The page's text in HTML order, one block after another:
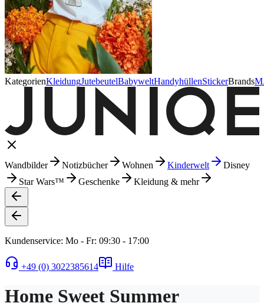
KategorienKleidungJutebeutelBabyweltHandyhüllenStickerBrands
Wandbilder Notizbücher Wohnen Kinderwelt
Disney
Star Wars™
Geschenke Kleidung & mehr
Kundenservice: Mo - Fr: 09:30 - 17:00
+49 (0) 3022385614 Hilfe
Home Sweet Summer